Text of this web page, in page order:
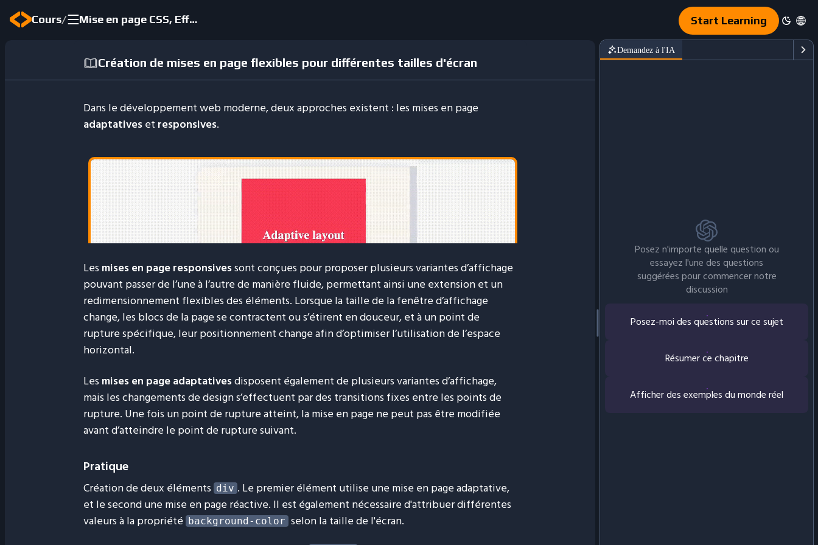
Cours/ Mise en page CSS, Effets et Sass Start Learning
Création de mises en page flexibles pour différentes tailles d'écran
Dans le développement web moderne, deux approches existent : les mises en page
adaptativeset responsives.
Les mises en page responsivessont conçues pour proposer plusieurs variantes d’affichage
pouvant passer de l’une à l’autre de manière fluide, permettant ainsi une extension et un
redimensionnement flexibles des éléments. Lorsque la taille de la fenêtre d’affichage
change, les blocs de la page se contractent ou s’étirent en douceur, et à un point de
rupture spécifique, leur positionnement change afin d’optimiser l’utilisation de l’espace
horizontal.
Les mises en page adaptativesdisposent également de plusieurs variantes d’affichage,
mais les changements de design s’effectuent par des transitions fixes entre les points de
rupture. Une fois un point de rupture atteint, la mise en page ne peut pas être modifiée
avant d’atteindre le point de rupture suivant.
Pratique
Création de deux éléments div . Le premier élément utilise une mise en page adaptative,
et le second une mise en page réactive. Il est également nécessaire d'attribuer différentes
valeurs à la propriété background-color selon la taille de l'écran.
Demandez à l'IA
Posez n'importe quelle question ou
essayez l'une des questions
suggérées pour commencer notre
discussion
Posez-moi des questions sur ce sujet
Résumer ce chapitre
Afficher des exemples du monde réel